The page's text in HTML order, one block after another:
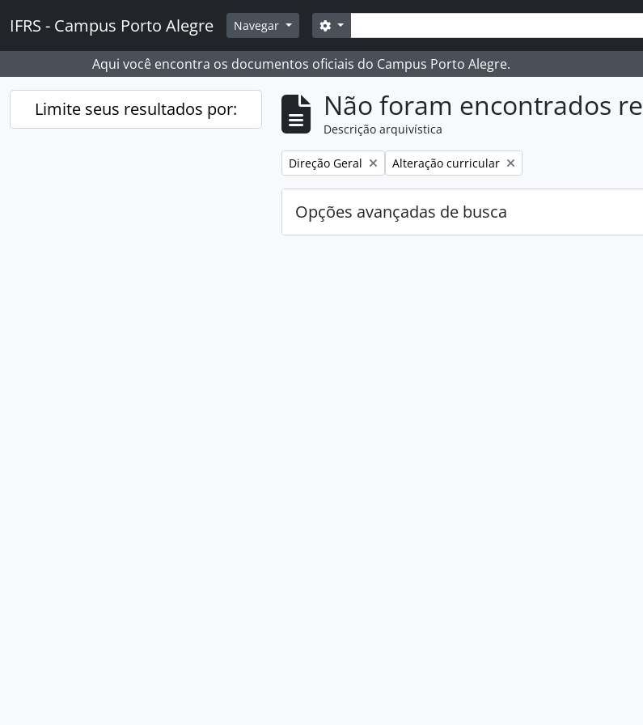
IFRS - Campus Porto Alegre Navegar Buscar
Opções de busca
Aqui você encontra os documentos oficiais do Campus Porto Alegre.
Limite seus resultados por: Não foram encontrados
Descrição arquivística
Remover filtro:
Direção Geral Remover filtro:
Alteração curricular
Opções avançadas de busca